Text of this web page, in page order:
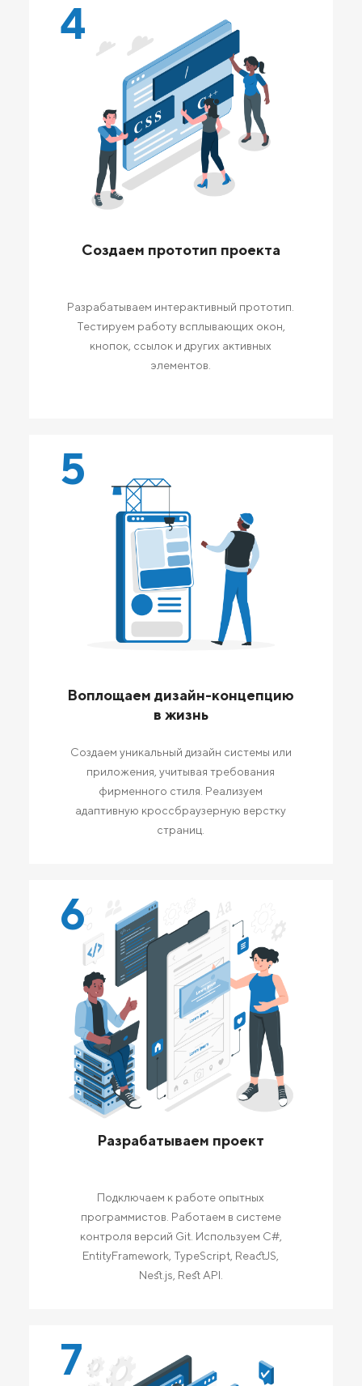
4
Создаем прототип проекта
Разрабатываем интерактивный прототип.
Тестируем работу всплывающих окон,
кнопок, ссылок и других активных
элементов.
5
Воплощаем дизайн-концепцию
в жизнь
Создаем уникальный дизайн системы или
приложения, учитывая требования
фирменного стиля. Реализуем
адаптивную кроссбраузерную верстку
страниц.
6
Разрабатываем проект
Подключаем к работе опытных
программистов. Работаем в системе
контроля версий Git. Используем C#,
EntityFramework, TypeScript, ReactJS,
Nest.js, Rest API.
7